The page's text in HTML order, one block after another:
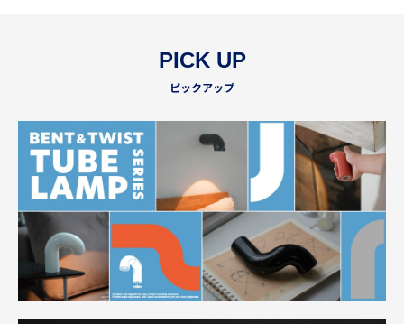
PICK UP
ピックアップ